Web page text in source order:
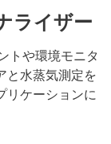
ライザー
トや環境モニタ
と水蒸気測定を
リケーションに